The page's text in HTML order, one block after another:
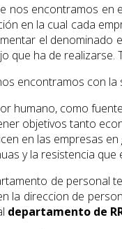
nos encontramos en
en la cual cada
el denominado
que ha de realizarse.
encontramos con
humano, como
objetivos tanto
en las empresas
y la resistencia que
de personal
la direccion de
departamento de